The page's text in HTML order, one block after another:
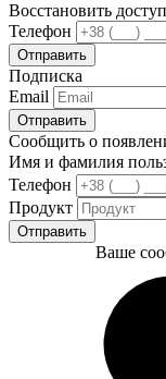
Восстановить доступ
Телефон
Отправить
Подписка
Email
Отправить
Сообщить о
Имя и фамилия
Телефон
Продукт
Отправить
Ваше